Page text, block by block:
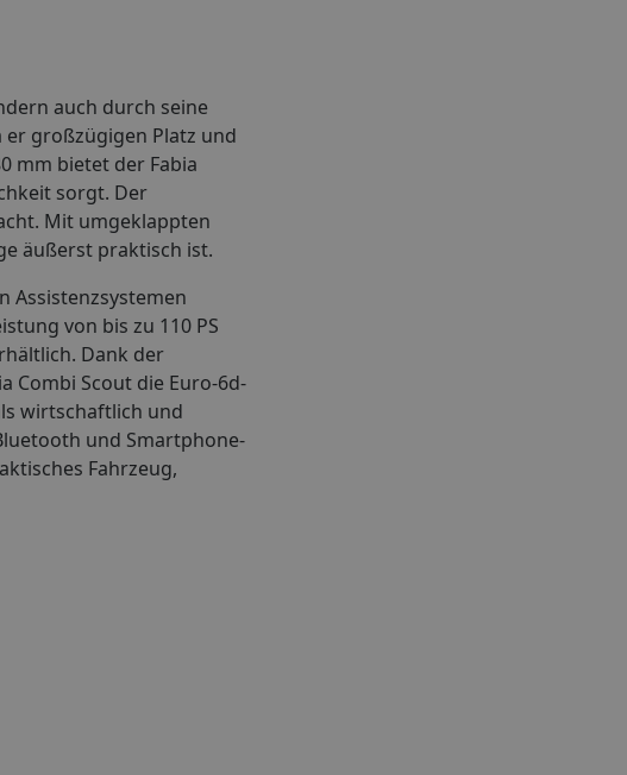
auch durch seine
er großzügigen Platz und
mm bietet der Fabia
sorgt. Der
Mit umgeklappten
äußerst praktisch ist.
Assistenzsystemen
von bis zu 110 PS
Dank der
Combi Scout die Euro-6d-
wirtschaftlich und
und Smartphone-
Fahrzeug,